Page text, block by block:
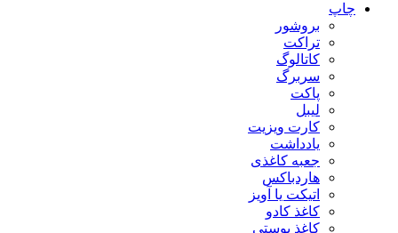
چاپ
بروشور
تراکت
کاتالوگ
سربرگ
پاکت
لیبل
کارت ویزیت
یادداشت
جعبه کاغذی
هاردباکس
اتیکت یا آویز
کاغذ کادو
کاغذ پوستی